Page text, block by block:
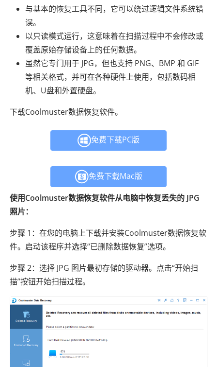
与基本的恢复工具不同，它可以绕过逻辑文件系统错
误。
以只读模式运行，这意味着在扫描过程中不会修改或
覆盖原始存储设备上的任何数据。
虽然它专门用于 JPG，但也支持 PNG、BMP 和 GIF
等相关格式，并可在各种硬件上使用，包括数码相
机、U盘和外置硬盘。
下载Coolmuster数据恢复软件。
免费下载PC版
免费下载Mac版
使用Coolmuster数据恢复软件从电脑中恢复丢失的 JPG
照片：
步骤 1：在您的电脑上下载并安装Coolmuster数据恢复软
件。启动该程序并选择“已删除数据恢复”选项。
步骤 2：选择 JPG 图片最初存储的驱动器。点击“开始扫
描”按钮开始扫描过程。